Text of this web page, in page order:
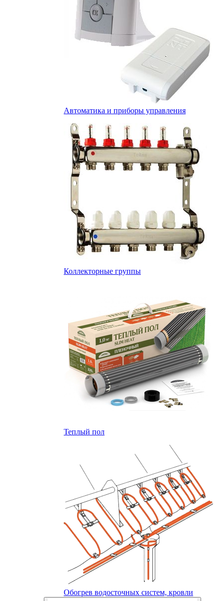
Автоматика и приборы управления
Коллекторные группы
Теплый пол
Обогрев водосточных систем, кровли